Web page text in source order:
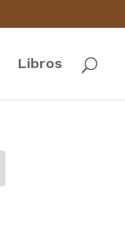
Libros